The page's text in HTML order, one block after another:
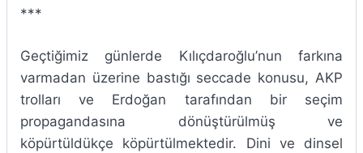
***
Geçtiğimiz günlerde Kılıçdaroğlu’nun farkına
varmadan üzerine bastığı seccade konusu, AKP
trolları ve Erdoğan tarafından bir seçim
propagandasına dönüştürülmüş ve
köpürtüldükçe köpürtülmektedir. Dini ve dinsel